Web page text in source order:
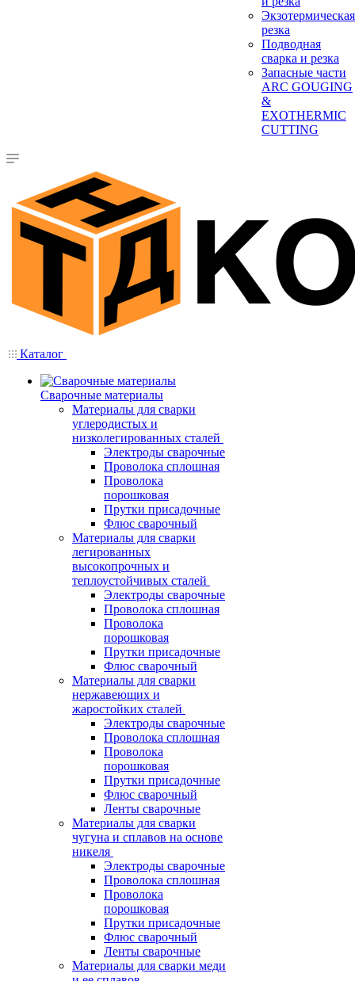
Экзотермическая
резка
Подводная
сварка и резка
Запасные части
ARC GOUGING
&
EXOTHERMIC
CUTTING
Каталог
Сварочные материалы
Материалы для сварки
углеродистых и
низколегированных сталей
Электроды сварочные
Проволока сплошная
Проволока
порошковая
Прутки присадочные
Флюс сварочный
Материалы для сварки
легированных
высокопрочных и
теплоустойчивых сталей
Электроды сварочные
Проволока сплошная
Проволока
порошковая
Прутки присадочные
Флюс сварочный
Материалы для сварки
нержавеющих и
жаростойких сталей
Электроды сварочные
Проволока сплошная
Проволока
порошковая
Прутки присадочные
Флюс сварочный
Ленты сварочные
Материалы для сварки
чугуна и сплавов на основе
никеля
Электроды сварочные
Проволока сплошная
Проволока
порошковая
Прутки присадочные
Флюс сварочный
Ленты сварочные
Материалы для сварки меди